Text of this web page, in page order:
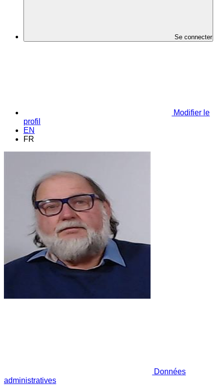
Se connecter
Modifier le
profil
EN
FR
Données
administratives